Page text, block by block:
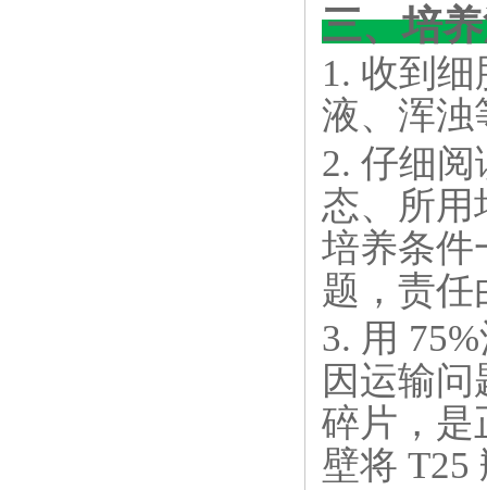
三、培
1. 收到
液、浑浊
2. 仔细
态、所用
培养条件
题，责任
3. 用
因运输
碎片，是
壁将 T25